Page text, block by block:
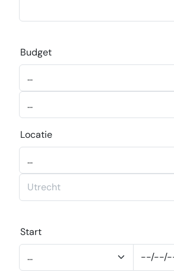
Budget
Locatie
Start